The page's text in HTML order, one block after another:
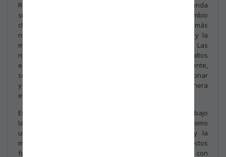
Recientemente, se ha implementado una enmienda
significativa a las normas ISO en el ámbito del cambio
climático, con el objetivo de fortalecer y enfocar aún más
nuestros esfuerzos colectivos hacia la sostenibilidad y la
mitigación de los efectos adversos del cambio climático. Las
normas ISO, reconocidas mundialmente por establecer altos
estándares en gestión de calidad, medio ambiente,
seguridad, entre otros, se han comprometido en evolucionar
y apoyar la acción climática para enfrentar de manera
efectiva esta crisis global.
Este cambio significa que las organizaciones certificadas bajo
las normas ISO deberán considerar el cambio climático como
un elemento crítico en su gestión. La adaptación y la
mitigación del cambio climático se convierten en aspectos
fundamentales, no solo para las organizaciones con